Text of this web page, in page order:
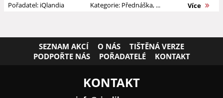
Pořadatel: iQlandia
Kategorie: Přednáška, ... Více
SEZNAM AKCÍ O NÁS
TIŠTĚNÁ VERZE
PODPOŘTE NÁS
POŘADATELÉ KONTAKT
KONTAKT